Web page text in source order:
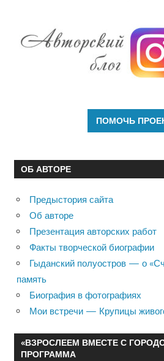
ОБ АВТОРЕ
Предыстория сайта
Об авторе
Презентация авторских работ
Факты творческой биографии
Гыданский полуостров — о
память
Биография в фотографиях
Мои встречи — Крупицы
«ВЗРОСЛЕЕМ ВМЕСТЕ С
ПРОГРАММА